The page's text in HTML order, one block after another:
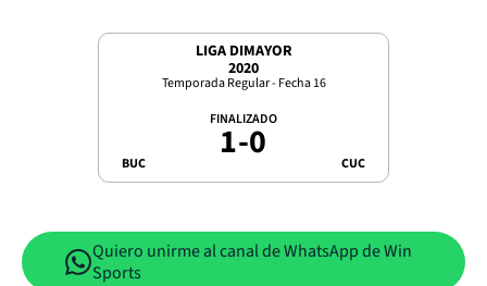
LIGA DIMAYOR
2020
Temporada Regular - Fecha 16
BUC
FINALIZADO
1-0 CUC
Quiero unirme al canal de WhatsApp de Win
Sports